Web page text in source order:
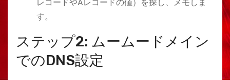
す。
ステップ2: ムームードメイン
でのDNS設定